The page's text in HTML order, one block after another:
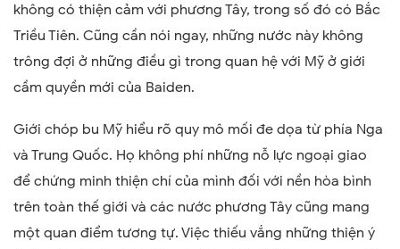
không có thiện cảm với phương Tây, trong số đó có Bắc
Triều Tiên. Cũng cần nói ngay, những nước này không
trông đợi ở những điều gì trong quan hệ với Mỹ ở giới
cầm quyền mới của Baiden.
Giới chóp bu Mỹ hiểu rõ quy mô mối đe dọa từ phía Nga
và Trung Quốc. Họ không phí những nỗ lực ngoại giao
để chứng minh thiện chí của mình đối với nền hòa bình
trên toàn thế giới và các nước phương Tây cũng mang
một quan điểm tương tự. Việc thiếu vắng những thiện ý